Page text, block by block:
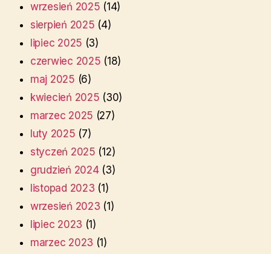
wrzesień 2025 (14)
sierpień 2025 (4)
lipiec 2025 (3)
czerwiec 2025 (18)
maj 2025 (6)
kwiecień 2025 (30)
marzec 2025 (27)
luty 2025 (7)
styczeń 2025 (12)
grudzień 2024(3)
listopad 2023 (1)
wrzesień 2023 (1)
lipiec 2023 (1)
marzec 2023 (1)